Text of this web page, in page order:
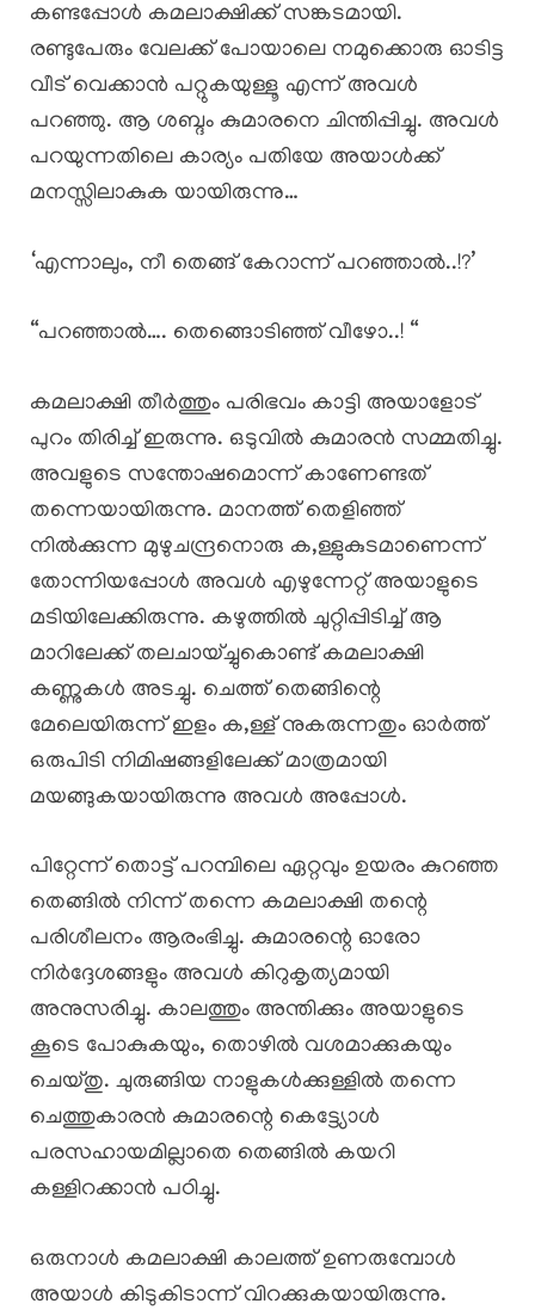
കണ്ടപ്പോൾ കമലാക്ഷിക്ക് സങ്കടമായി.
രണ്ടുപേരും വേലക്ക് പോയാലെ നമുക്കൊരു ഓടിട്ട
വീട് വെക്കാൻ പറ്റുകയുള്ളൂ എന്ന് അവൾ
പറഞ്ഞു. ആ ശബ്ദം കുമാരനെ ചിന്തിപ്പിച്ചു. അവൾ
പറയുന്നതിലെ കാര്യം പതിയേ അയാൾക്ക്
മനസ്സിലാകുക യായിരുന്നു…
‘എന്നാലും, നീ തെങ്ങ് കേറാന്ന് പറഞ്ഞാൽ..!?’
“പറഞ്ഞാൽ…. തെങ്ങൊടിഞ്ഞ് വീഴോ..! “
കമലാക്ഷി തീർത്തും പരിഭവം കാട്ടി അയാളോട്
പുറം തിരിച്ച് ഇരുന്നു. ഒടുവിൽ കുമാരൻ സമ്മതിച്ചു.
അവളുടെ സന്തോഷമൊന്ന് കാണേണ്ടത്
തന്നെയായിരുന്നു. മാനത്ത് തെളിഞ്ഞ്
നിൽക്കുന്ന മുഴുചന്ദ്രനൊരു ക,ള്ളുകുടമാണെന്ന്
തോന്നിയപ്പോൾ അവൾ എഴുന്നേറ്റ് അയാളുടെ
മടിയിലേക്കിരുന്നു. കഴുത്തിൽ ചുറ്റിപ്പിടിച്ച് ആ
മാറിലേക്ക് തലചായ്ച്ചുകൊണ്ട് കമലാക്ഷി
കണ്ണുകൾ അടച്ചു. ചെത്ത് തെങ്ങിന്റെ
മേലെയിരുന്ന് ഇളം ക,ള്ള് നുകരുന്നതും ഓർത്ത്
ഒരുപിടി നിമിഷങ്ങളിലേക്ക് മാത്രമായി
മയങ്ങുകയായിരുന്നു അവൾ അപ്പോൾ.
പിറ്റേന്ന് തൊട്ട് പറമ്പിലെ ഏറ്റവും ഉയരം കുറഞ്ഞ
തെങ്ങിൽ നിന്ന് തന്നെ കമലാക്ഷി തന്റെ
പരിശീലനം ആരംഭിച്ചു. കുമാരന്റെ ഓരോ
നിർദ്ദേശങ്ങളും അവൾ കിറുകൃത്യമായി
അനുസരിച്ചു. കാലത്തും അന്തിക്കും അയാളുടെ
കൂടെ പോകുകയും, തൊഴിൽ വശമാക്കുകയും
ചെയ്തു. ചുരുങ്ങിയ നാളുകൾക്കുള്ളിൽ തന്നെ
ചെത്തുകാരൻ കുമാരന്റെ കെട്ട്യോൾ
പരസഹായമില്ലാതെ തെങ്ങിൽ കയറി
കള്ളിറക്കാൻ പഠിച്ചു.
ഒരുനാൾ കമലാക്ഷി കാലത്ത് ഉണരുമ്പോൾ
അയാൾ കിടുകിടാന്ന് വിറക്കുകയായിരുന്നു.